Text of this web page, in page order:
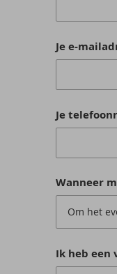
Je e-
Je
Wanneer
Om het
Ik heb een